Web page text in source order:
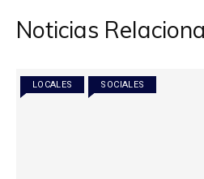
Noticias
LOCALES SOCIALES